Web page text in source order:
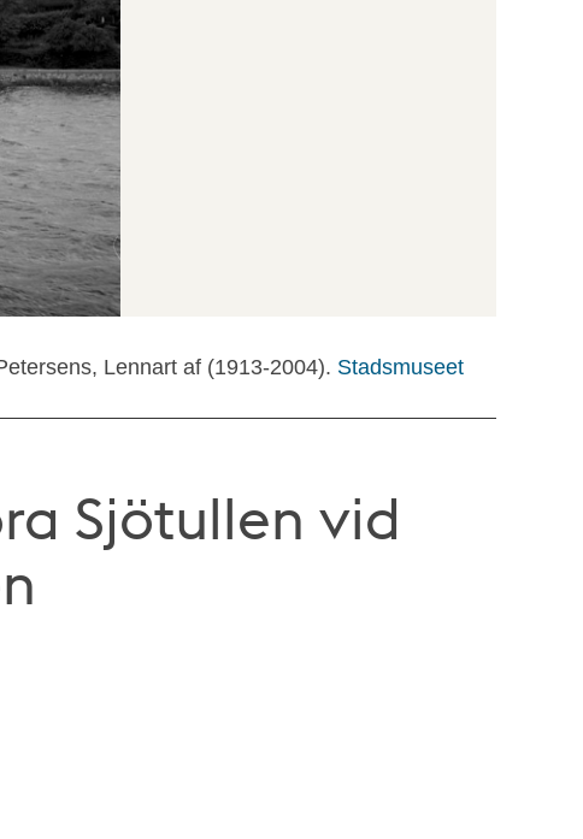
Lennart af (1913-2004). Stadsmuseet
Sjötullen vid